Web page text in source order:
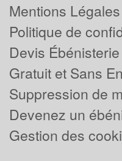
Mentions Légales
Politique de
Devis
Gratuit et Sans
Suppression de
Devenez un
Gestion des